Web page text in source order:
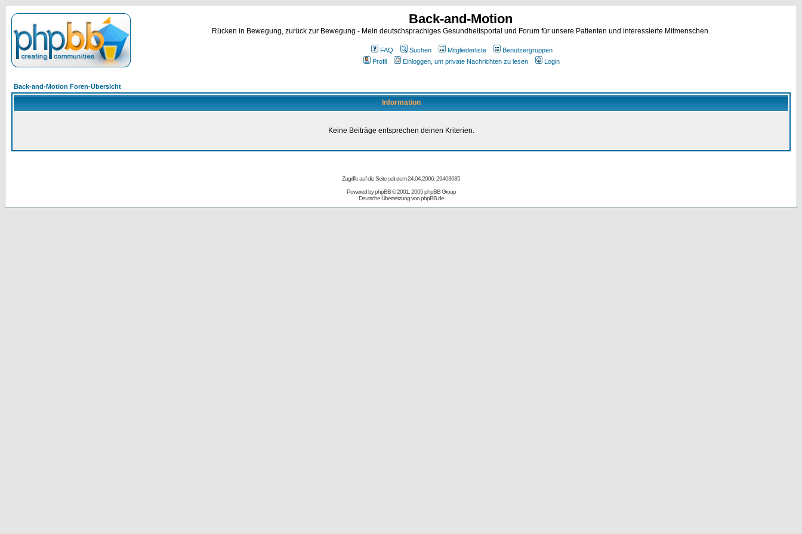
Back-and-Motion
Rücken in Bewegung, zurück zur Bewegung - Mein deutschsprachiges Gesundheitsportal und Forum für unsere Patienten und interessierte Mitmenschen.
FAQ Suchen Mitgliederliste
Benutzergruppen
Profil
Einloggen, um private Nachrichten zu lesen Login
Back-and-Motion Foren-Übersicht
Information
Keine Beiträge entsprechen deinen Kriterien.
Zugriffe auf die Seite seit dem 24.04.2006: 29403685
Powered byphpBB© 2001, 2005 phpBB Group
Deutsche Übersetzung vonphpBB.de